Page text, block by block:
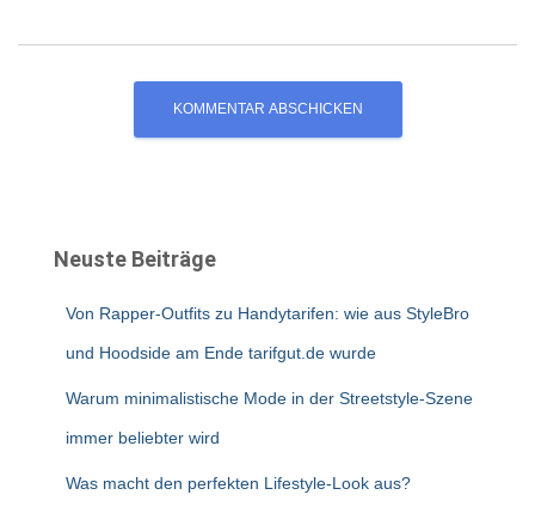
Neuste Beiträge
Von Rapper-Outfits zu Handytarifen: wie aus StyleBro
und Hoodside am Ende tarifgut.de wurde
Warum minimalistische Mode in der Streetstyle-Szene
immer beliebter wird
Was macht den perfekten Lifestyle-Look aus?